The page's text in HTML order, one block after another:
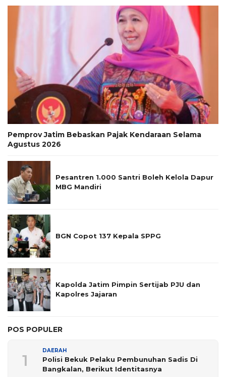
Pemprov Jatim Bebaskan Pajak Kendaraan Selama
Agustus 2026
Pesantren 1.000 Santri Boleh Kelola Dapur
MBG Mandiri
BGN Copot 137 Kepala SPPG
Kapolda Jatim Pimpin Sertijab PJU dan
Kapolres Jajaran
POS POPULER
1
DAERAH
Polisi Bekuk Pelaku Pembunuhan Sadis Di
Bangkalan, Berikut Identitasnya